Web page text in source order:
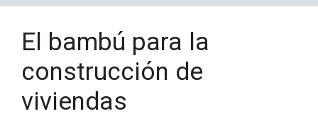
El bambú para la
construcción de
viviendas